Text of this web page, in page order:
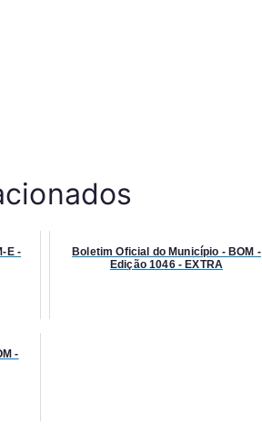
E -
Boletim Oficial do Município - BOM -
Edição 1046 - EXTRA
-